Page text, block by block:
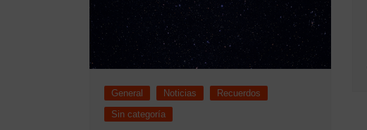
General Noticias
Recuerdos
Sin categoría